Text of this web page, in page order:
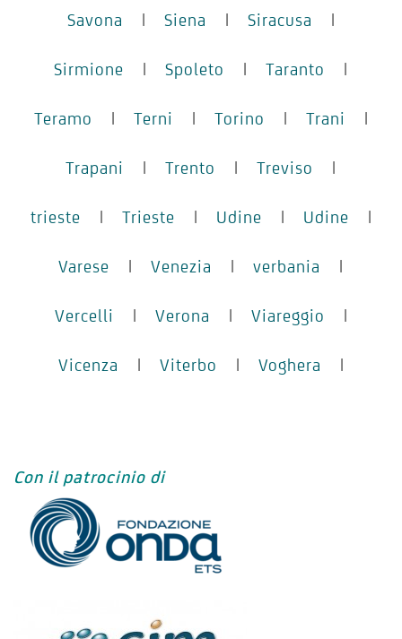
Savona | Siena | Siracusa |
Sirmione | Spoleto | Taranto |
Teramo | Terni | Torino | Trani |
Trapani | Trento | Treviso |
trieste | Trieste | Udine | Udine |
Varese | Venezia | verbania |
Vercelli | Verona | Viareggio |
Vicenza | Viterbo | Voghera |
Con il patrocinio di